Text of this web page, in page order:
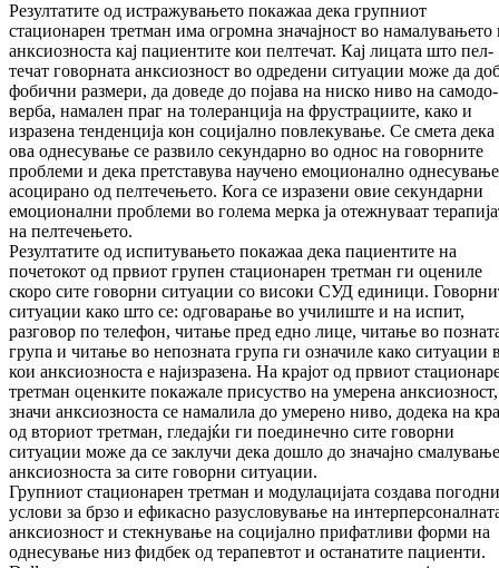
Резултатите од истражувањето покажаа дека груп­ниот
стационарен третман има огромна зна­чајност во намалувањето
анксиозноста кај па­циентите кои пелтечат. Кај лицата што пел­
течат говорната анксиозност во одредени си­туации може да
фобични раз­ме­ри, да доведе до појава на ниско ниво на са­мо­до­
верба, намален праг на толеранција на фрус­трациите, како и
изразена тенденција кон социјално повлекување. Се смета дека
ова однесување се развило секундарно во од­нос на говорните
проблеми и дека прет­ста­вува научено емоционално однесување
асо­цирано од пелтечењето. Кога се изразени овие секундарни
емоционални проблеми во го­лема мерка ја отежнуваат
на пел­течењето.
Резултатите од испитувањето покажаа дека па­циентите на
почетокот од првиот групен ста­ционарен третман ги оцениле
скоро сите го­ворни ситуации со високи СУД единици.
ситуации како што се: од­го­ва­ра­ње во училиште и на испит,
разговор по те­ле­фон, читање пред едно лице, читање во
група и читање во непозната група ги означиле како ситуации
кои анк­сиоз­нос­та е најизразена. На крајот од првиот
третман оценките покажале при­сус­тво на умерена анксиозност,
значи анк­сиоз­носта се намалила до умерено ниво, до­де­ка на
од вториот третман, гледајќи ги поединечно сите говорни
ситуации може да се заклучи дека дошло до значајно
анксиозноста за сите говорни си­туа­ции.
Гру­пниот стационарен третман и мо­ду­ла­ци­ја­та создава погодни
услови за брзо и ефи­кас­но ра­зусловување на
анкси­оз­­ност и стекнување на социјално при­фат­ли­ви форми на
однесување низ фидбек од те­ра­пев­тот и останатите пациенти.